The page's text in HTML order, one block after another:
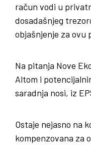
račun vodi u
dosadašnjeg
objašnjenje za ovu
Na pitanja Nove
Altom i
saradnja nosi, iz
Ostaje nejasno na
kompenzovana za